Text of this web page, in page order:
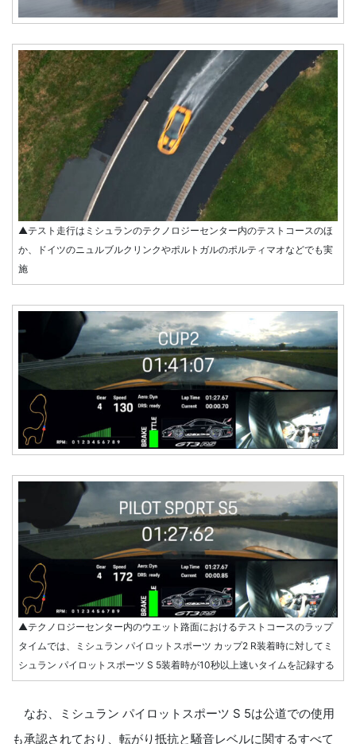
▲テスト走行はミシュランのテクノロジーセンター内のテストコースのほ
か、ドイツのニュルブルクリンクやポルトガルのポルティマオなどでも実
施
▲テクノロジーセンター内のウエット路面におけるテストコースのラップ
タイムでは、ミシュラン パイロットスポーツ カップ2 R装着時に対してミ
シュラン パイロットスポーツ S 5装着時が10秒以上速いタイムを記録する
なお、ミシュラン パイロットスポーツ S 5は公道での使用
も承認されており、転がり抵抗と騒音レベルに関するすべて